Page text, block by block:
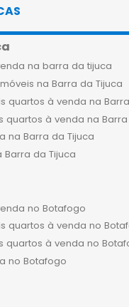
na barra da tijuca
na Barra da Tijuca
quartos à venda na
quartos à venda na
na Barra da Tijuca
Barra da Tijuca
no Botafogo
quartos à venda no
quartos à venda no
no Botafogo